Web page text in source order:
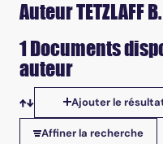
Auteur TETZLAFF B.
1 Documents
auteur
Tris disponibles
Ajouter le
Affiner la recherche